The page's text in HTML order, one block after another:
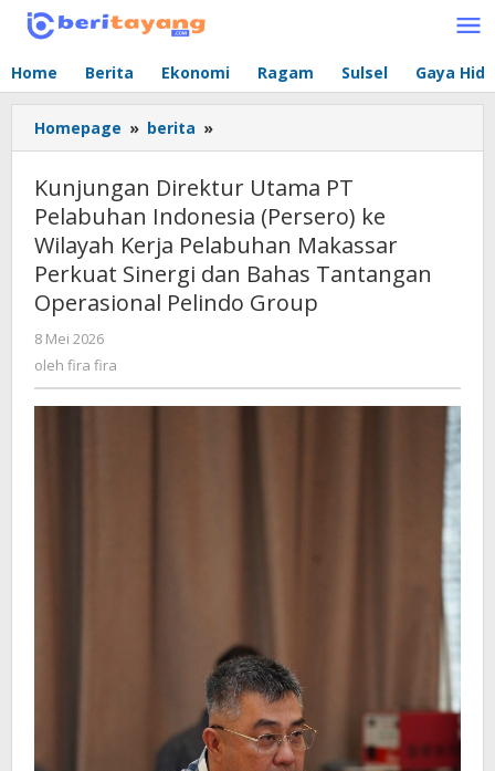
Lewati
Home Berita Ekonomi Ragam Sulsel Gaya
Homepage » berita »
Direktur
PT
Pelabuhan
Indonesia
(Persero)
ke
Wilayah
Makassar
Perkuat
Kunjungan Direktur Utama PT
Pelabuhan Indonesia (Persero) ke
Wilayah Kerja Pelabuhan Makassar
Perkuat Sinergi dan Bahas Tantangan
Operasional Pelindo Group
8 Mei 2026
fira
oleh fira fira